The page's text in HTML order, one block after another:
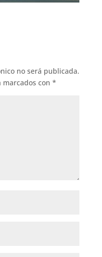
no será publicada.
marcados con *